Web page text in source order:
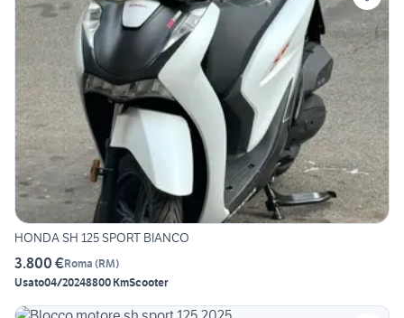
HONDA SH 125 SPORT BIANCO
3.800 €Roma (RM)
Usato04/20248800 KmScooter